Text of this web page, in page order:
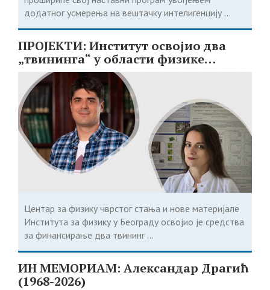
додатног усмерења на вештачку интелигенцију ...
ПРОЈЕКТИ: Институт освојио два
„твининга“ у области физике
чврстог стања
Центар за физику чврстог стања и нове материјале
Института за физику у Београду освојио је средства
за финансирање два твининг ...
ИН МЕМОРИАМ: Александар Драгић
(1968-2026)